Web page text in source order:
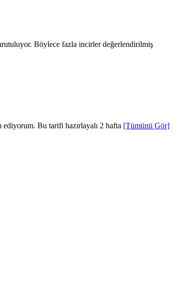
Böylece fazla incirler değerlendirilmiş
ediyorum. Bu tarifi hazırlayalı 2 hafta [Tümünü Gör]